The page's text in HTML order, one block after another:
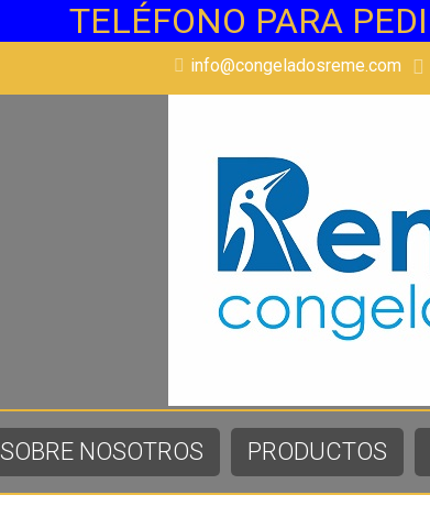
TELÉFONO PARA
info@congeladosreme.com
SOBRE NOSOTROS PRODUCTOS
Más info